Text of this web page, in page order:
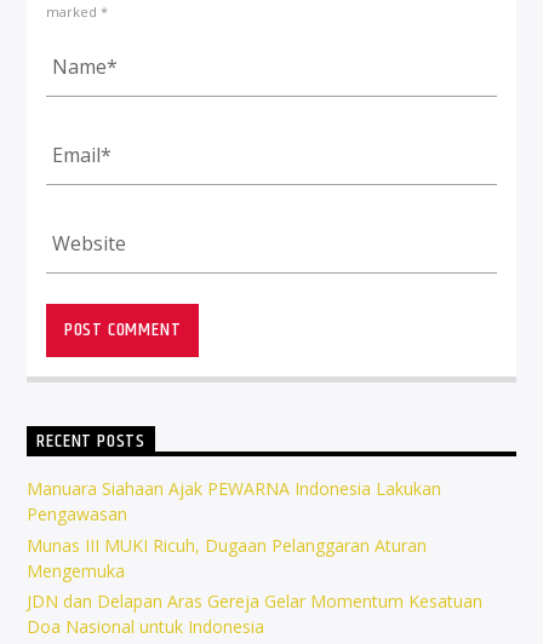
marked *
RECENT POSTS
Manuara Siahaan Ajak PEWARNA Indonesia Lakukan
Pengawasan
Munas III MUKI Ricuh, Dugaan Pelanggaran Aturan
Mengemuka
JDN dan Delapan Aras Gereja Gelar Momentum Kesatuan
Doa Nasional untuk Indonesia